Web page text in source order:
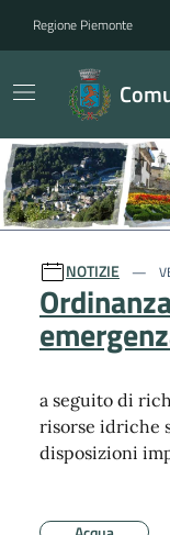
Regione Piemonte
Ultime
NOTIZIE
a seguito di
risorse idriche
disposizioni